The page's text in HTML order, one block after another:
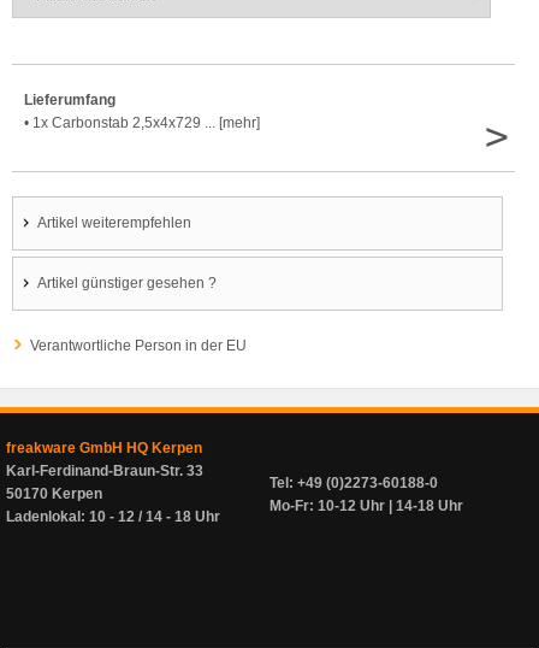
Lieferumfang
• 1x Carbonstab 2,5x4x729 ... [mehr]
>
Artikel weiterempfehlen
Artikel günstiger gesehen ?
Verantwortliche Person in der EU
freakware GmbH HQ Kerpen
Karl-Ferdinand-Braun-Str. 33
50170 Kerpen
Ladenlokal: 10 - 12 / 14 - 18 Uhr
Tel: +49 (0)2273-60188-0
Mo-Fr: 10-12 Uhr | 14-18 Uhr